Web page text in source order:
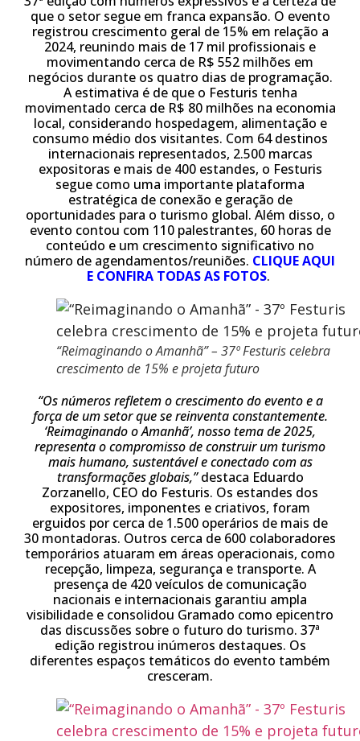
que o setor segue em franca expansão. O evento
registrou crescimento geral de 15% em relação a
2024, reunindo mais de 17 mil profissionais e
movimentando cerca de R$ 552 milhões em
negócios durante os quatro dias de programação.
A estimativa é de que o Festuris tenha
movimentado cerca de R$ 80 milhões na economia
local, considerando hospedagem, alimentação e
consumo médio dos visitantes. Com 64 destinos
internacionais representados, 2.500 marcas
expositoras e mais de 400 estandes, o Festuris
segue como uma importante plataforma
estratégica de conexão e geração de
oportunidades para o turismo global. Além disso, o
evento contou com 110 palestrantes, 60 horas de
conteúdo e um crescimento significativo no
número de agendamentos/reuniões. CLIQUE AQUI
E CONFIRA TODAS AS FOTOS.
“Reimaginando o Amanhã” – 37º Festuris celebra
crescimento de 15% e projeta futuro
“Os números refletem o crescimento do evento e a
força de um setor que se reinventa constantemente.
‘Reimaginando o Amanhã’, nosso tema de 2025,
representa o compromisso de construir um turismo
mais humano, sustentável e conectado com as
transformações globais,”destaca Eduardo
Zorzanello, CEO do Festuris. Os estandes dos
expositores, imponentes e criativos, foram
erguidos por cerca de 1.500 operários de mais de
30 montadoras. Outros cerca de 600 colaboradores
temporários atuaram em áreas operacionais, como
recepção, limpeza, segurança e transporte. A
presença de 420 veículos de comunicação
nacionais e internacionais garantiu ampla
visibilidade e consolidou Gramado como epicentro
das discussões sobre o futuro do turismo. 37ª
edição registrou inúmeros destaques. Os
diferentes espaços temáticos do evento também
cresceram.